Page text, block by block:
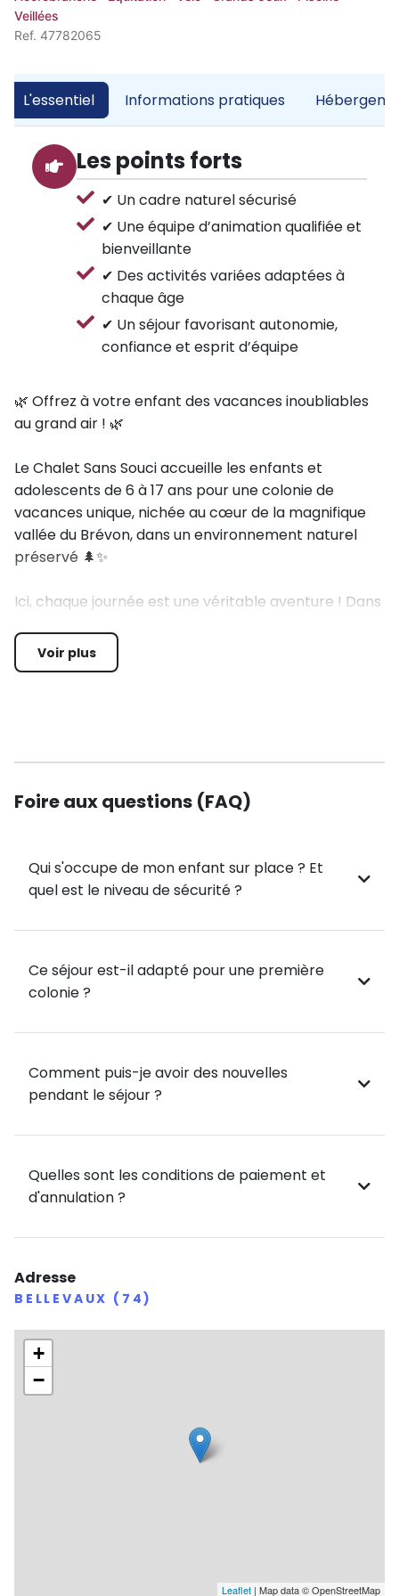
Veillées
Ref. 47782065
L'essentiel Informations pratiques
Les points forts
✔ Un cadre naturel sécurisé
✔ Une équipe d’animation qualifiée et
bienveillante
✔ Des activités variées adaptées à
chaque âge
✔ Un séjour favorisant autonomie,
confiance et esprit d’équipe
🌿 Offrez à votre enfant des vacances inoubliables
au grand air ! 🌿
Le Chalet Sans Souci accueille les enfants et
adolescents de 6 à 17 ans pour une colonie de
vacances unique, nichée au cœur de la magnifique
vallée du Brévon, dans un environnement naturel
préservé 🌲✨
Ici, chaque journée est une véritable aventure ! Dans
bienveillante, les enfants profitent d’un programme
riche mêlant équitation, activités sportives, jeux
Les enfants participent à 4 séances d’équitation
de chacun et balades en pleine nature 🌄
s’amuser
grands jeux et animations rythment le séjour, sans
oublier les veillées festives pour partager des
🍽️ Séjour en pension complète
encadrement attentif : tout est pensé pour que les
que les parents partent l’esprit tranquille 😌
Voir plus
Foire aux questions (FAQ)
Qui s'occupe de mon enfant sur place ? Et
quel est le niveau de sécurité ?
Ce séjour est-il adapté pour une première
colonie ?
Comment puis-je avoir des nouvelles
pendant le séjour ?
Quelles sont les conditions de paiement et
d'annulation ?
Adresse
BELLEVAUX (74)
+
−
Leaflet | Map data © OpenStreetMap